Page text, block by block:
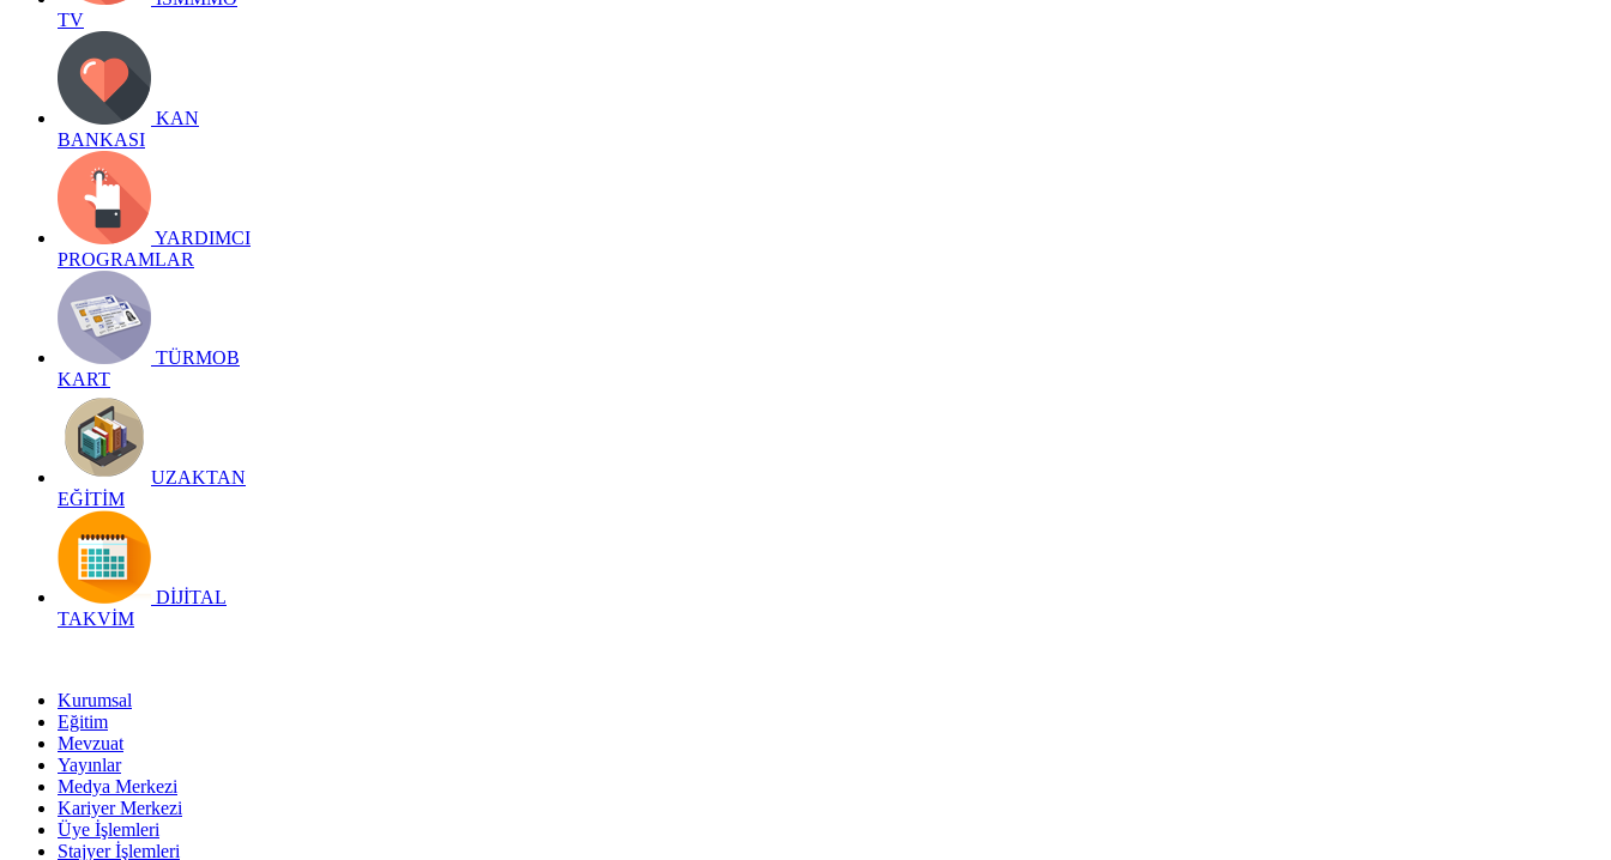
TV
KAN
BANKASI
YARDIMCI
PROGRAMLAR
TÜRMOB
KART
UZAKTAN
EĞİTİM
DİJİTAL
TAKVİM
Kurumsal
Eğitim
Mevzuat
Yayınlar
Medya Merkezi
Kariyer Merkezi
Üye İşlemleri
Stajyer İşlemleri